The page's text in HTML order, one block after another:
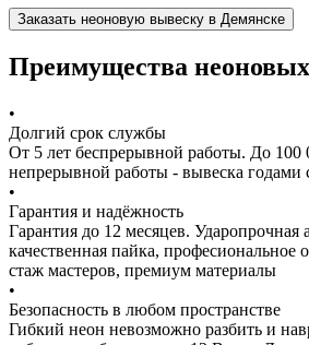
Заказать неоновую вывеску в Демянске
Преимущества
•
Долгий срок службы
От 5 лет беспрерывной работы. До 100
непрерывной работы - вывеска годами
•
Гарантия и надёжность
Гарантия до 12 месяцев. Ударопрочная
качественная пайка, професиональное
стаж мастеров, премиум материалы
•
Безопасность в любом пространстве
Гибкий неон невозможно разбить и